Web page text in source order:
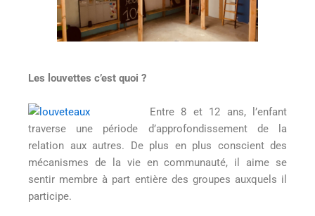
Les louvettes c’est quoi ?
Entre 8 et 12 ans, l’enfant
traverse une période d’approfondissement de la
relation aux autres. De plus en plus conscient des
mécanismes de la vie en communauté, il aime se
sentir membre à part entière des groupes auxquels il
participe.